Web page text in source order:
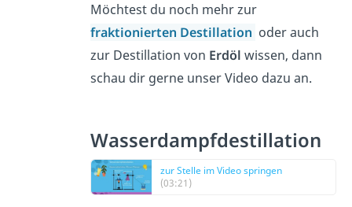
Möchtest du noch mehr zur
fraktionierten Destillation oder auch
zur Destillation von Erdöl wissen, dann
schau dir gerne unser Video dazu an.
Wasserdampfdestillation
zur Stelle im Video springen
(03:21)